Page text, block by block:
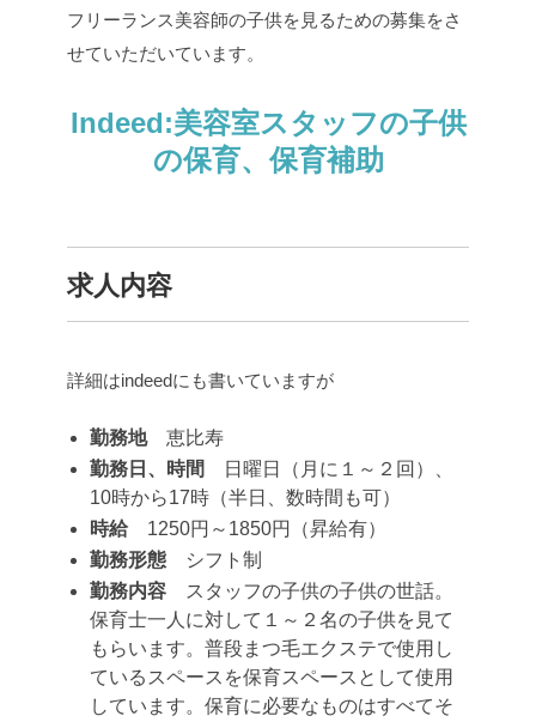
フリーランス美容師の子供を見るための募集をさ
せていただいています。
Indeed:美容室スタッフの子供
の保育、保育補助
求人内容
詳細はindeedにも書いていますが
勤務地恵比寿
勤務日、時間
日曜日（月に１～２回）、
10時から17時（半日、数時間も可）
時給 1250円～1850円（昇給有）
勤務形態 シフト制
勤務内容 スタッフの子供の子供の世話。
保育士一人に対して１～２名の子供を見て
もらいます。普段まつ毛エクステで使用し
ているスペースを保育スペースとして使用
しています。保育に必要なものはすべてそ